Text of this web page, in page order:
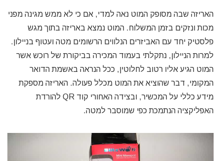
האריזה שבה מסופק המוט נאה למדי, אם כי לא ממש מגינה מפני
מכות ונזקים בזמן המשלוח. המוט נמצא באריזה בתוך מגש
פלסטיק יחד עם האביזרים הנלווים הרשומים מטה ועטוף בניילון.
למרות הניילון, נתקלתי בעמוד המכירה בביקורת של רוכש אשר
המוט הגיע אליו רטוב לחלוטין, ככל הנראה באשמת הדואר
המקומי, דבר שהוציא את המוט מכלל פעולה. האריזה מספקת
מידע כללי על המכשיר, ובצידה האחורי קוד QR להורדת
האפליקציה הנתמכת כפי שמוסבר למטה.